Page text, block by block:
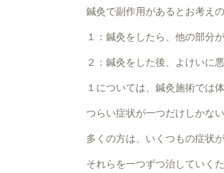
鍼灸で副作用があるとお考え
１：鍼灸をしたら、他の部分
２：鍼灸をした後、よけいに悪
１については、鍼灸施術では
つらい症状が一つだけしかな
多くの方は、いくつもの症状
それらを一つずつ治していく